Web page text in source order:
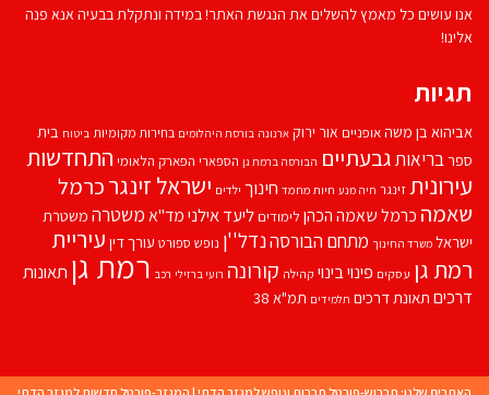
אנו עושים כל מאמץ להשלים את הנגשת האתר! במידה ונתקלת בבעיה אנא פנה
אלינו!
תגיות
אביהוא בן משהאופניים אור ירוק ארנונה בורסת היהלומים בחירות מקומיות ביטוח בית
ספרבריאותגבעתיים הבורסה ברמת גן הספארי הפארק הלאומי התחדשות
עירוניתזינגר חיה מנע חיות מחמד חינוך ילדים ישראל זינגרכרמל
שאמה כרמל שאמה הכהן לימודים ליעד אילנימד''אמשטרה משטרת
ישראל משרד החינוך מתחם הבורסהנדל''ן נופש ספורט עורך דין עיריית
רמת גן עסקים פינוי בינוי קהילה קורונה רועי ברזילי רכב רמת גן תאונות
דרכים תאונת דרכים תלמידים תמ"א 38